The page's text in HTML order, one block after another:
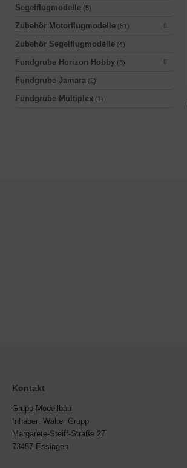
Segelflugmodelle (5)
Zubehör Motorflugmodelle (51)
Zubehör Segelflugmodelle (4)
Fundgrube Horizon Hobby (8)
Fundgrube Jamara (2)
Fundgrube Multiplex (1)
Kontakt
Grupp-Modellbau
Inhaber: Walter Grupp
Margarete-Steiff-Straße 27
73457 Essingen